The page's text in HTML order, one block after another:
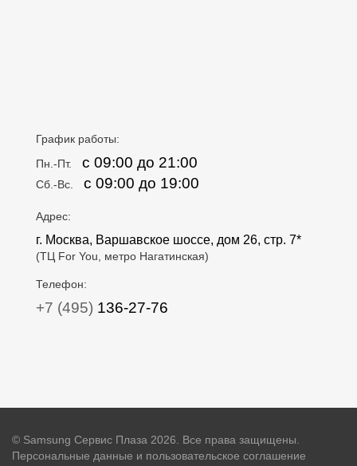
График работы:
Пн.-Пт.
с 09:00 до 21:00
Сб.-Вс. с 09:00 до 19:00
Адрес:
г. Москва, Варшавское шоссе, дом 26, стр. 7*
(ТЦ For You, метро Нагатинская)
Телефон:
+7 (495) 136-27-76
© Samsung Сервис Плаза 2026. Все права защищены.
Персональные данные и пользовательское соглашение